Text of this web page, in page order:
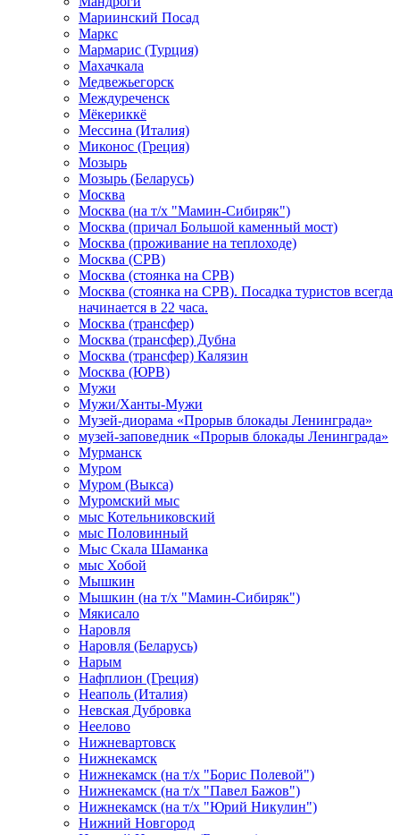
Мариинский Посад
Маркс
Мармарис (Турция)
Махачкала
Медвежьегорск
Междуреченск
Мёкериккё
Мессина (Италия)
Миконос (Греция)
Мозырь
Мозырь (Беларусь)
Москва
Москва (на т/х "Мамин-Сибиряк")
Москва (причал Большой каменный мост)
Москва (проживание на теплоходе)
Москва (СРВ)
Москва (стоянка на СРВ)
Москва (стоянка на СРВ). Посадка туристов всегда
начинается в 22 часа.
Москва (трансфер)
Москва (трансфер) Дубна
Москва (трансфер) Калязин
Москва (ЮРВ)
Мужи
Мужи/Ханты-Мужи
Музей-диорама «Прорыв блокады Ленинграда»
музей-заповедник «Прорыв блокады Ленинграда»
Мурманск
Муром
Муром (Выкса)
Муромский мыс
мыс Котельниковский
мыс Половинный
Мыс Скала Шаманка
мыс Хобой
Мышкин
Мышкин (на т/х "Мамин-Сибиряк")
Мякисало
Наровля
Наровля (Беларусь)
Нарым
Нафплион (Греция)
Неаполь (Италия)
Невская Дубровка
Неелово
Нижневартовск
Нижнекамск
Нижнекамск (на т/х "Борис Полевой")
Нижнекамск (на т/х "Павел Бажов")
Нижнекамск (на т/х "Юрий Никулин")
Нижний Новгород